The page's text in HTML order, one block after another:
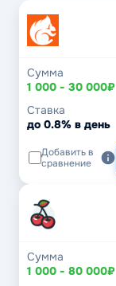
Сумма
1 000 - 30 000₽
Ставка
до 0.8% в день
Добавить в
сравнение
Сумма
1 000 - 80 000₽